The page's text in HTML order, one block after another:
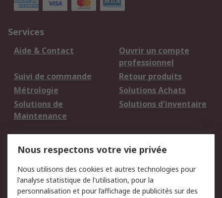
Services
Aide & Contact
Ouvrir un compte
professionnel
Suivi de commande
Retour produits
Métrologie
Solutions Achats
Solutions de
Maintenance
Solutions d'inventaire
du site
Politique de protection
Sécurité des E-mails
Nous respectons votre vie privée
Nous utilisons des cookies et autres technologies pour
l'analyse statistique de l'utilisation, pour la
personnalisation et pour l’affichage de publicités sur des